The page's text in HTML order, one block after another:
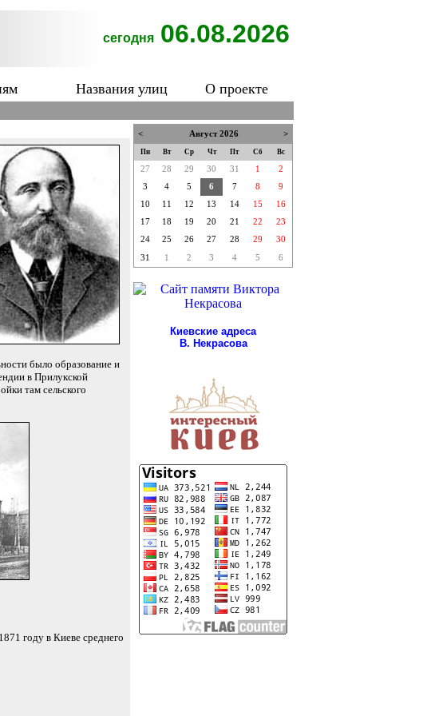
сегодня 06.08.2026
Названия улиц
О проекте
было образование и
в Прилукской
там сельского
году в Киеве среднего
< Август 2026 >
Пн Вт Ср Чт Пт Сб Вс
27 28 29 30 31 1
2
3
4 5 6 7 8
9
10
11 12 13 14 15
16
17
18 19 20 21 22
23
24
25 26 27 28 29 30
31 1 2 3 4 5 6
Киевские адреса
В. Некрасова